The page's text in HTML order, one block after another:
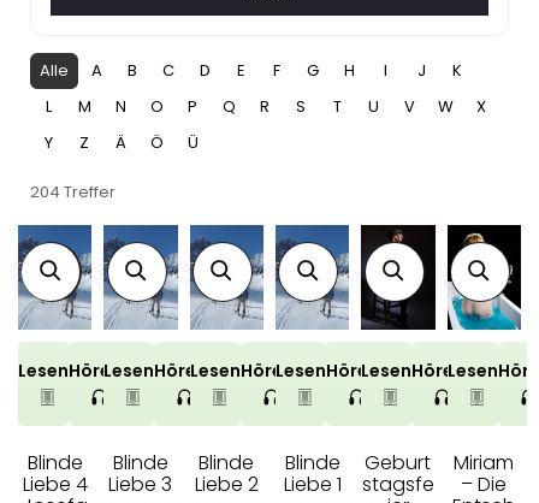
Alle A B C D E F G H I J
K
L
M N O P Q R S T U V W
X
Y
Z Ä Ö Ü
204 Treffer
LesenHören
Blinde
Liebe 4
LesenHören
Blinde
Liebe 3
LesenHören
Blinde
Liebe 2
LesenHören
Blinde
Liebe 1
LesenHören
Geburt
stagsfe
Lesen
Miriam
– Die